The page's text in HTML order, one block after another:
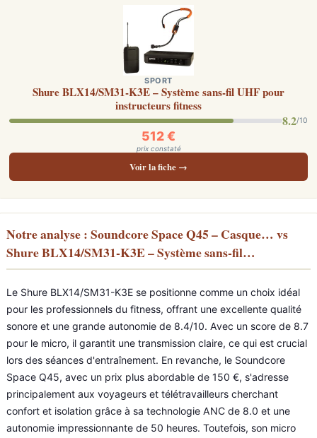
SPORT
Shure BLX14/SM31-K3E – Système sans-fil UHF pour
instructeurs fitness
8.2/10
512 €
prix constaté
Voir la fiche →
Notre analyse : Soundcore Space Q45 – Casque… vs
Shure BLX14/SM31-K3E – Système sans-fil…
Le Shure BLX14/SM31-K3E se positionne comme un choix idéal
pour les professionnels du fitness, offrant une excellente qualité
sonore et une grande autonomie de 8.4/10. Avec un score de 8.7
pour le micro, il garantit une transmission claire, ce qui est crucial
lors des séances d'entraînement. En revanche, le Soundcore
Space Q45, avec un prix plus abordable de 150 €, s'adresse
principalement aux voyageurs et télétravailleurs cherchant
confort et isolation grâce à sa technologie ANC de 8.0 et une
autonomie impressionnante de 50 heures. Toutefois, son micro